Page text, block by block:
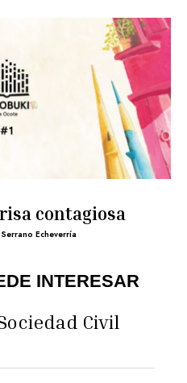
contagiosa
Echeverría
INTERESAR
Civil